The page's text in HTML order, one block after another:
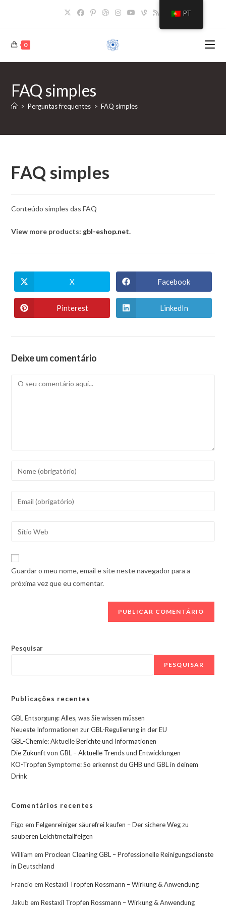
conteúdo
0
FAQ simples
> Perguntas frequentes > FAQ simples
FAQ simples
Conteúdo simples das FAQ
View more products: gbl-eshop.net.
Abre
numa
nova
janela
X
Abre
numa
nova
janela
Facebook
Abre
numa
Pinterest
Abre
numa
LinkedIn
Deixe um comentário
Comentário
Introduza
nome
nome
utilizador
para
comentar
Introduza
endereço
correio
eletrónico
para
URL
do
Guardar o meu nome, email e site neste navegador para a
próxima vez que eu comentar.
Pesquisar
PESQUISAR
Publicações recentes
GBL Entsorgung: Alles, was Sie wissen müssen
Neueste Informationen zur GBL-Regulierung in der EU
GBL-Chemie: Aktuelle Berichte und Informationen
Die Zukunft von GBL – Aktuelle Trends und Entwicklungen
KO-Tropfen Symptome: So erkennst du GHB und GBL in deinem
Drink
Comentários recentes
Figo emFelgenreiniger säurefrei kaufen – Der sichere Weg zu
sauberen Leichtmetallfelgen
William emProclean Cleaning GBL – Professionelle Reinigungsdienste
in Deutschland
Francio emRestaxil Tropfen Rossmann – Wirkung & Anwendung
Jakub emRestaxil Tropfen Rossmann – Wirkung & Anwendung
PT